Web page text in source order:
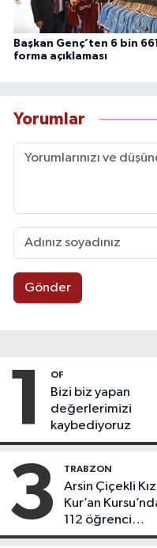
Başkan Genç’ten 6 bin 661
forma açıklaması
Yorumlar
Gönder
1 OF
Bizi biz yapan
değerlerimizi
kaybediyoruz
3 TRABZON
Arsin Çiçekli Kız
Kur’an
112 öğrenci
icazet aldı